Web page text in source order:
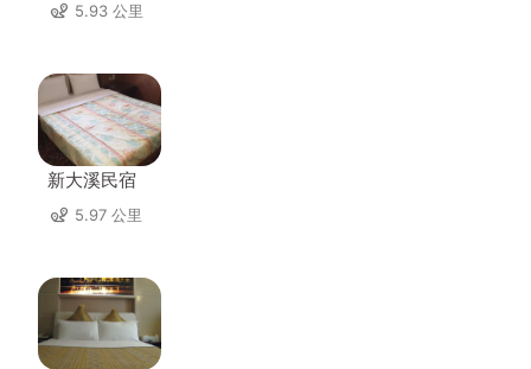
5.93 公里
新大溪民宿
5.97 公里